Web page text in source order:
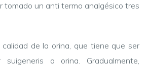
tomado un anti termo analgésico tres
de la orina, que tiene que ser
a orina. Gradualmente,